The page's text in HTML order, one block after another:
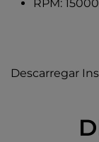
RPM: 15000
Descarregar